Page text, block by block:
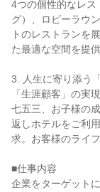
4つの個性的なレス
グ）、ロビーラウ
トのレストランを
た最適な空間を提供
3. 人生に寄り添う
「生涯顧客」の実
七五三、お子様の
返しホテルをご利
求。お客様のライ
■仕事内容
企業をターゲット